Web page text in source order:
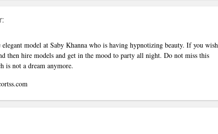
model at Saby Khanna who is having hypnotizing beauty. If you wish
then hire models and get in the mood to party all night. Do not miss this
is not a dream anymore.